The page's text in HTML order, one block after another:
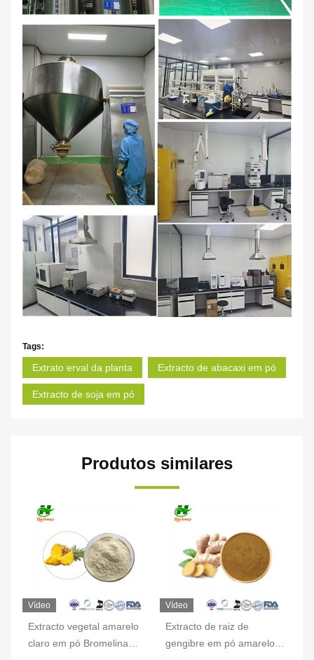
Tags:
Extrato erval da planta Extracto de abacaxi em pó
Extracto de soja em pó
Produtos similares
Vídeo
Extracto vegetal amarelo
claro em pó Bromelina
Vídeo
Extracto de raiz de
gengibre em pó amarelo